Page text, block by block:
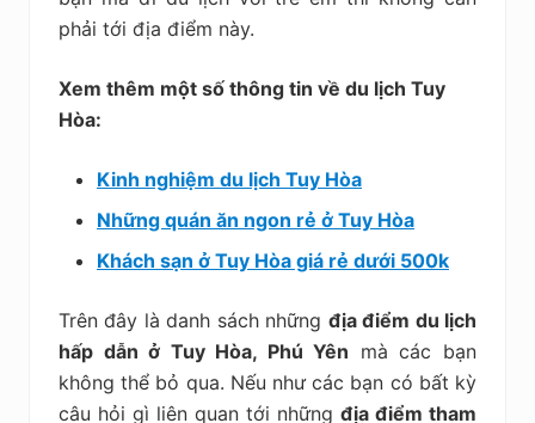
phải tới địa điểm này.
Xem thêm một số thông tin về du lịch Tuy
Hòa:
Kinh nghiệm du lịch Tuy Hòa
Những quán ăn ngon rẻ ở Tuy Hòa
Khách sạn ở Tuy Hòa giá rẻ dưới 500k
Trên đây là danh sách những địa điểm du lịch
hấp dẫn ở Tuy Hòa, Phú Yên mà các bạn
không thể bỏ qua. Nếu như các bạn có bất kỳ
câu hỏi gì liên quan tới những địa điểm tham